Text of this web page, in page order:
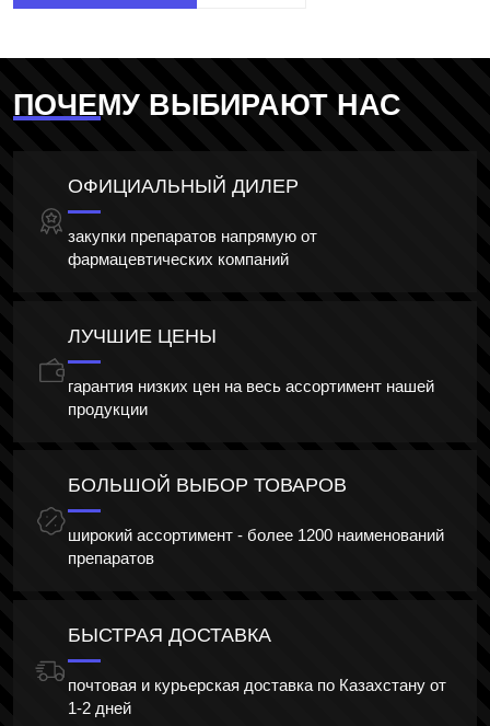
ПОЧЕМУ ВЫБИРАЮТ НАС
ОФИЦИАЛЬНЫЙ ДИЛЕР
закупки препаратов напрямую от
фармацевтических компаний
ЛУЧШИЕ ЦЕНЫ
гарантия низких цен на весь ассортимент нашей
продукции
БОЛЬШОЙ ВЫБОР ТОВАРОВ
широкий ассортимент - более 1200 наименований
препаратов
БЫСТРАЯ ДОСТАВКА
почтовая и курьерская доставка по Казахстану от
1-2 дней